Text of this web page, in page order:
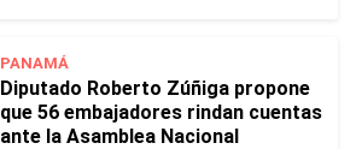
PANAMÁ
Diputado Roberto Zúñiga propone
que 56 embajadores rindan cuentas
ante la Asamblea Nacional